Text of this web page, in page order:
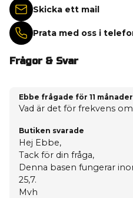
Skicka ett mail
Prata med oss i
Frågor & Svar
Ebbe frågade för 11
Vad är det för frekvens
Butiken svarade
Hej Ebbe,
Tack för din fråga,
Denna basen fungerar
25,7.
Mvh